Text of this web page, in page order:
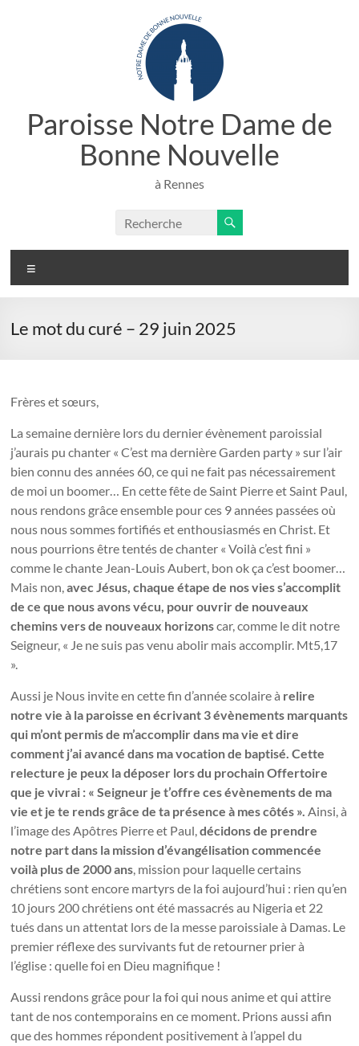
Paroisse Notre Dame de
Bonne Nouvelle
à Rennes
Le mot du curé – 29 juin 2025
Frères et sœurs,
La semaine dernière lors du dernier évènement paroissial
j’aurais pu chanter « C’est ma dernière Garden party » sur l’air
bien connu des années 60, ce qui ne fait pas nécessairement
de moi un boomer… En cette fête de Saint Pierre et Saint Paul,
nous rendons grâce ensemble pour ces 9 années passées où
nous nous sommes fortifiés et enthousiasmés en Christ. Et
nous pourrions être tentés de chanter « Voilà c’est fini »
comme le chante Jean-Louis Aubert, bon ok ça c’est boomer…
Mais non,avec Jésus, chaque étape de nos vies s’accomplit
de ce que nous avons vécu, pour ouvrir de nouveaux
chemins vers de nouveaux horizonscar, comme le dit notre
Seigneur, « Je ne suis pas venu abolir mais accomplir. Mt5,17
».
Aussi je Nous invite en cette fin d’année scolaire à relire
notre vie à la paroisse en écrivant 3 évènements marquants
qui m’ont permis de m’accomplir dans ma vie et dire
comment j’ai avancé dans ma vocation de baptisé. Cette
relecture je peux la déposer lors du prochain Offertoire
que je vivrai : « Seigneur je t’offre ces évènements de ma
vie et je te rends grâce de ta présence à mes côtés ». Ainsi, à
l’image des Apôtres Pierre et Paul,décidons de prendre
notre part dans la mission d’évangélisation commencée
voilà plus de 2000 ans, mission pour laquelle certains
chrétiens sont encore martyrs de la foi aujourd’hui : rien qu’en
10 jours 200 chrétiens ont été massacrés au Nigeria et 22
tués dans un attentat lors de la messe paroissiale à Damas. Le
premier réflexe des survivants fut de retourner prier à
l’église : quelle foi en Dieu magnifique !
Aussi rendons grâce pour la foi qui nous anime et qui attire
tant de nos contemporains en ce moment. Prions aussi afin
que des hommes répondent positivement à l’appel du